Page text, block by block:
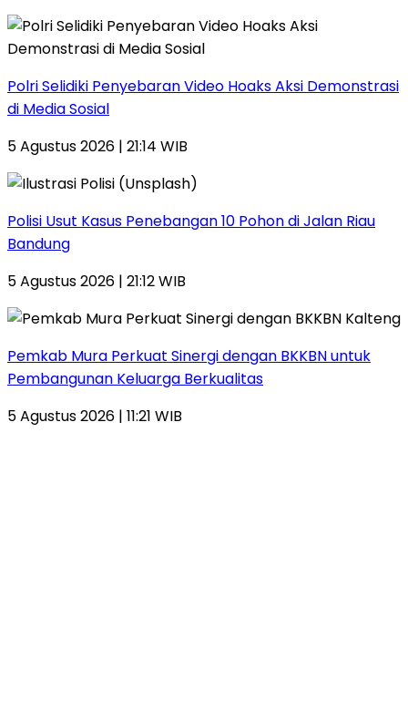
Polri Selidiki Penyebaran Video Hoaks Aksi Demonstrasi
di Media Sosial
5 Agustus 2026 | 21:14 WIB
Polisi Usut Kasus Penebangan 10 Pohon di Jalan Riau
Bandung
5 Agustus 2026 | 21:12 WIB
Pemkab Mura Perkuat Sinergi dengan BKKBN untuk
Pembangunan Keluarga Berkualitas
5 Agustus 2026 | 11:21 WIB